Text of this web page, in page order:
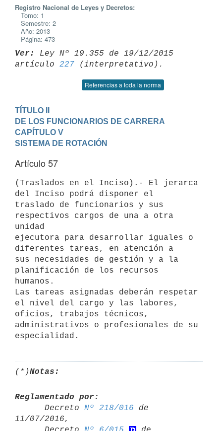
Registro Nacional de Leyes y Decretos:
Tomo: 1
Semestre: 2
Año: 2013
Página: 473
Ver:
Ley Nº 19.355 de 19/12/2015
artículo 227
Referencias a toda la norma
TÍTULO II
DE LOS FUNCIONARIOS DE CARRERA
CAPÍTULO V
SISTEMA DE ROTACIÓN
Artículo 57
(Traslados en el Inciso).- El jerarca
del Inciso podrá disponer el
traslado de funcionarios y sus
respectivos cargos de una a otra
unidad
ejecutora para desarrollar iguales o
diferentes tareas, en atención a
sus necesidades de gestión y a la
planificación de los recursos
humanos.
Las tareas asignadas deberán respetar
el nivel del cargo y las labores,
oficios, trabajos técnicos,
administrativos o profesionales de su
(*)Notas:
Reglamentado por:
Decreto Nº 218/016 de
11/07/2016,